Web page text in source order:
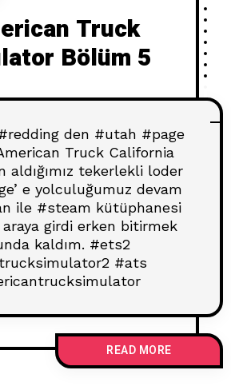
Truck
Bölüm 5
den #utah #page
Truck California
aldığımız tekerlekli loder
e yolculuğumuz devam
ile #steam kütüphanesi
araya girdi erken bitirmek
kaldım. #ets2
#ats
READ MORE